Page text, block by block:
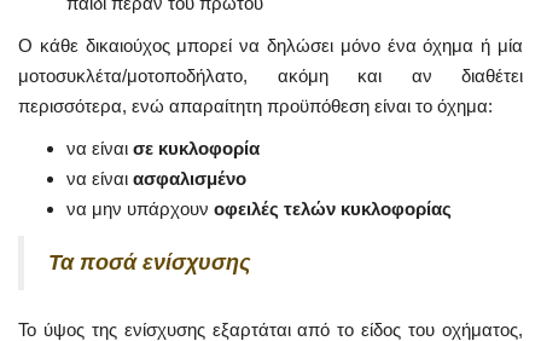
Ο κάθε δικαιούχος μπορεί να δηλώσει μόνο ένα όχημα ή μία
μοτοσυκλέτα/μοτοποδήλατο, ακόμη και αν διαθέτει
περισσότερα, ενώ απαραίτητη προϋπόθεση είναι το όχημα:
να είναι σε κυκλοφορία
να είναι ασφαλισμένο
να μην υπάρχουν οφειλές τελών κυκλοφορίας
Τα ποσά ενίσχυσης
Το ύψος της ενίσχυσης εξαρτάται από το είδος του οχήματος,